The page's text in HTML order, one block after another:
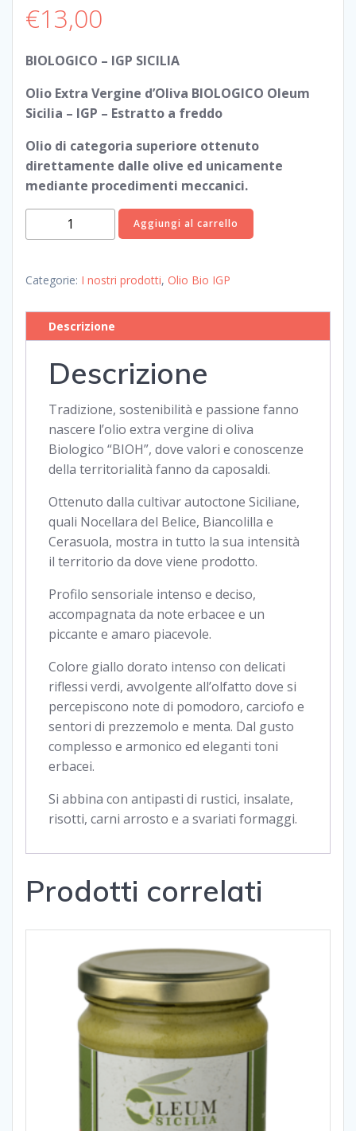
€13,00
BIOLOGICO – IGP SICILIA
Olio Extra Vergine d’Oliva BIOLOGICO Oleum
Sicilia – IGP – Estratto a freddo
Olio di categoria superiore ottenuto
direttamente dalle olive ed unicamente
mediante procedimenti meccanici.
–
BIO-
LT
0,75
Aggiungi al carrello
Categorie: I nostri prodotti, Olio Bio IGP
Descrizione
Descrizione
Tradizione, sostenibilità e passione fanno
nascere l’olio extra vergine di oliva
Biologico “BIOH”, dove valori e conoscenze
della territorialità fanno da caposaldi.
Ottenuto dalla cultivar autoctone Siciliane,
quali Nocellara del Belice, Biancolilla e
Cerasuola, mostra in tutto la sua intensità
il territorio da dove viene prodotto.
Profilo sensoriale intenso e deciso,
accompagnata da note erbacee e un
piccante e amaro piacevole.
Colore giallo dorato intenso con delicati
riflessi verdi, avvolgente all’olfatto dove si
percepiscono note di pomodoro, carciofo e
sentori di prezzemolo e menta. Dal gusto
complesso e armonico ed eleganti toni
erbacei.
Si abbina con antipasti di rustici, insalate,
risotti, carni arrosto e a svariati formaggi.
Prodotti correlati